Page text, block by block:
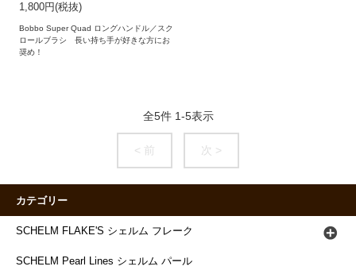
1,800円(税抜)
Bobbo Super Quad ロングハンドル／スク
ロールブラシ 長い持ち手が好きな方にお
奨め！
全5件 1-5表示
< 前 次 >
カテゴリー
SCHELM FLAKE'S シェルム フレーク
SCHELM Pearl Lines シェルム パール